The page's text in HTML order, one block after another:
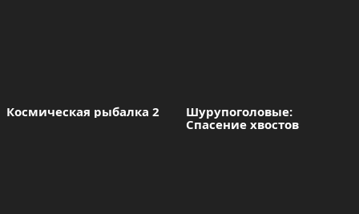
Космическая рыбалка 2
Шурупоголовые:
Спасение хвостов